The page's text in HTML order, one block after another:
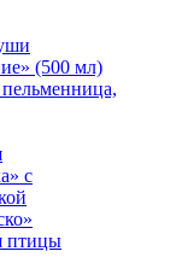
(500 мл)
с
птицы